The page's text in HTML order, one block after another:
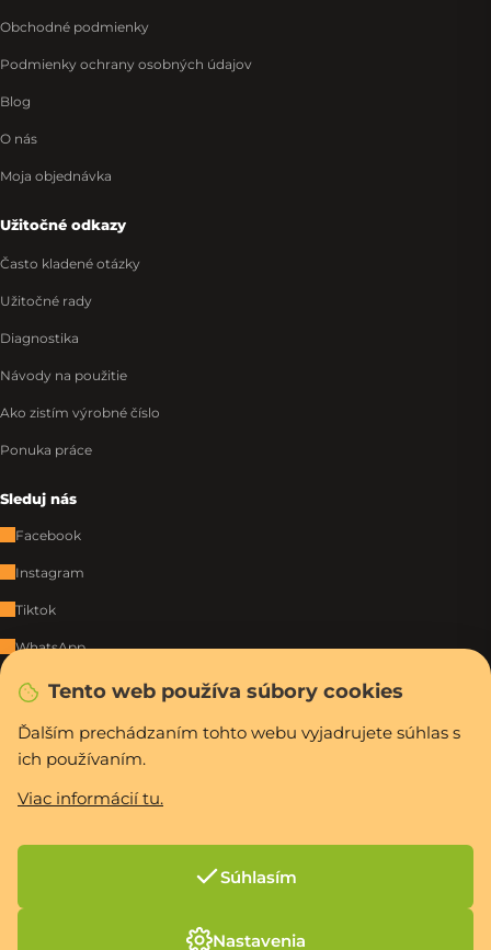
Tento web používa súbory cookies
Ďalším prechádzaním tohto webu vyjadrujete súhlas s
ich používaním.
Viac informácií tu.
Súhlasím
Nastavenia
Obchodné podmienky
Podmienky ochrany osobných údajov
Blog
O nás
Moja objednávka
Užitočné odkazy
Často kladené otázky
Užitočné rady
Diagnostika
Návody na použitie
Ako zistím výrobné číslo
Ponuka práce
Sleduj nás
Facebook
Instagram
Tiktok
WhatsApp
Vytvoril Shoptet Premium
cookies